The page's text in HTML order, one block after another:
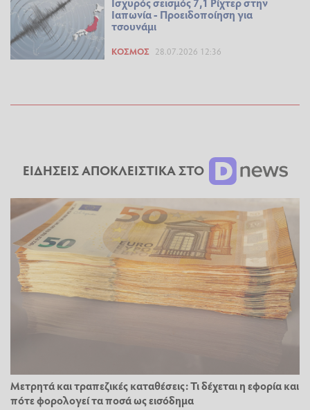
Ιαπωνία - Προειδοποίηση για
τσουνάμι
ΚΌΣΜΟΣ 28.07.2026 12:36
ΕΙΔΗΣΕΙΣ ΑΠΟΚΛΕΙΣΤΙΚΑ ΣΤΟ
Μετρητά και τραπεζικές καταθέσεις: Τι δέχεται η εφορία και
πότε φορολογεί τα ποσά ως εισόδημα